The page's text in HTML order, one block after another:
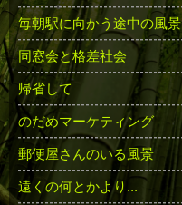
毎朝駅に向かう途中の風景
同窓会と格差社会
帰省して
のだめマーケティング
郵便屋さんのいる風景
遠くの何とかより...